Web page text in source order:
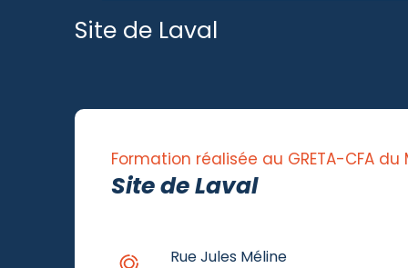
Site de Laval
Formation réalisée au GRETA-CFA du
Site de Laval
Rue Jules Méline